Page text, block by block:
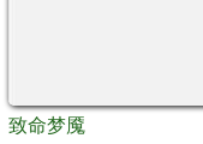
致命梦魇